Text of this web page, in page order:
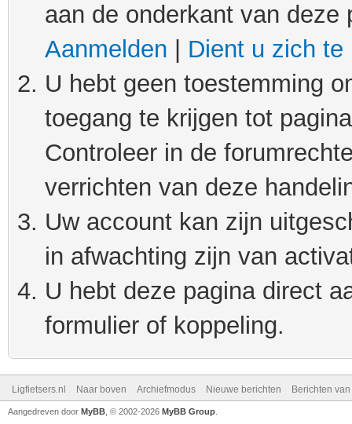
aan de onderkant van
Aanmelden
Dient u zich te
U hebt geen toestemming
toegang te krijgen tot
Controleer in de
verrichten van deze
Uw account kan zijn
in afwachting zijn van
U hebt deze pagina direct
formulier of koppeling.
Ligfietsers.nl Naar boven Archiefmodus Nieuwe berichten Berichten
Aangedreven door MyBB , © 2002-2026 MyBB Group